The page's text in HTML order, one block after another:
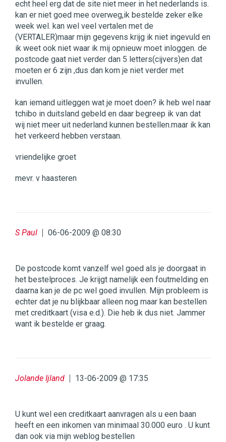
echt heel erg dat de site niet meer in het nederlands is.
kan er niet goed mee overweg,ik bestelde zeker elke
week wel. kan wel veel vertalen met de
(VERTALER)maar mijn gegevens krijg ik niet ingevuld en
ik weet ook niet waar ik mij opnieuw moet inloggen. de
postcode gaat niet verder dan 5 letters(cijvers)en dat
moeten er 6 zijn ,dus dan kom je niet verder met
invullen.
kan iemand uitleggen wat je moet doen? ik heb wel naar
tchibo in duitsland gebeld en daar begreep ik van dat
wij niet meer uit nederland kunnen bestellen.maar ik kan
het verkeerd hebben verstaan.
vriendelijke groet
mevr. v haasteren
S Paul 06-06-2009 @ 08:30
De postcode komt vanzelf wel goed als je doorgaat in
het bestelproces. Je krijgt namelijk een foutmelding en
daarna kan je de pc wel goed invullen. Mijn probleem is
echter dat je nu blijkbaar alleen nog maar kan bestellen
met creditkaart (visa e.d.). Die heb ik dus niet. Jammer
want ik bestelde er graag.
Jolande Ijland 13-06-2009 @ 17:35
U kunt wel een creditkaart aanvragen als u een baan
heeft en een inkomen van minimaal 30.000 euro . U kunt
dan ook via mijn weblog bestellen